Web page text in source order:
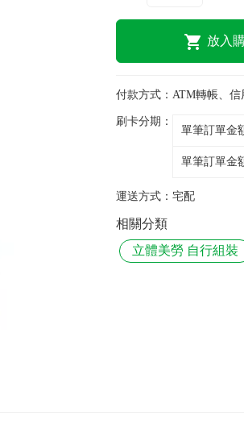
放入
付款方式： ATM轉帳、
刷卡分期：
單筆訂單金
單筆訂單金
運送方式： 宅配
相關分類
立體美勞 自行組裝